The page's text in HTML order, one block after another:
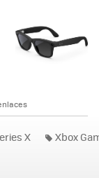
X Xbox